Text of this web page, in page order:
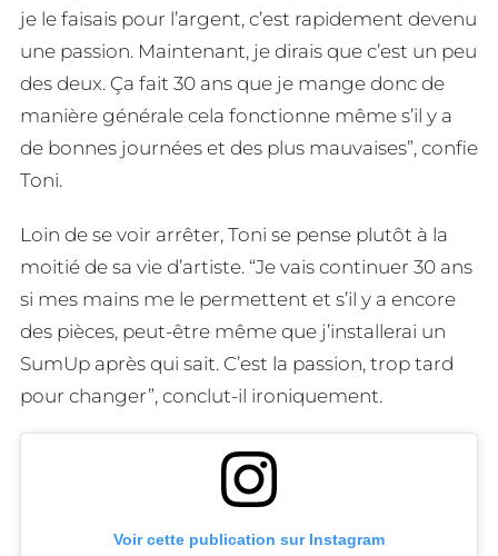
je le faisais pour l’argent, c’est rapidement devenu
une passion. Maintenant, je dirais que c’est un peu
des deux. Ça fait 30 ans que je mange donc de
manière générale cela fonctionne même s’il y a
de bonnes journées et des plus mauvaises”, confie
Toni.
Loin de se voir arrêter, Toni se pense plutôt à la
moitié de sa vie d’artiste. “Je vais continuer 30 ans
si mes mains me le permettent et s’il y a encore
des pièces, peut-être même que j’installerai un
SumUp après qui sait. C’est la passion, trop tard
pour changer”, conclut-il ironiquement.
Voir cette publication sur Instagram